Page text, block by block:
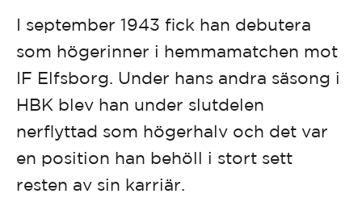
I september 1943 fick han debutera
som högerinner i hemmamatchen mot
IF Elfsborg. Under hans andra säsong i
HBK blev han under slutdelen
nerflyttad som högerhalv och det var
en position han behöll i stort sett
resten av sin karriär.